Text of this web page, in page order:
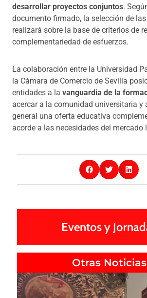
desarrollar proyectos conjuntos.
documento firmado, la selección de
realizará sobre la base de criterios de
complementariedad de esfuerzos.
La colaboración entre la Universidad
la Cámara de Comercio de Sevilla
entidades a la vanguardia de la
acercar a la comunidad universitaria y
general una oferta educativa
acorde a las necesidades del mercado
Eventos y
Otras Noticias